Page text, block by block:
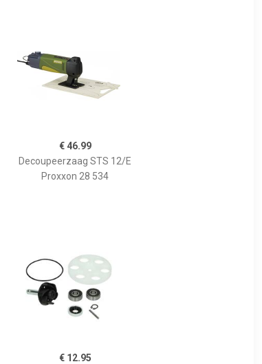
€ 46.99
Decoupeerzaag STS 12/E
Proxxon 28 534
€ 12.95